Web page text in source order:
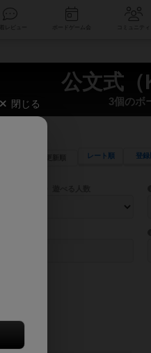
公文式（
3個のボ
レート順 登録
ド検索ができます。
索できます。
などモチーフ・ストーリーを指定するこ
閉じる